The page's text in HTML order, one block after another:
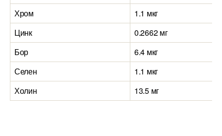
Хром
1.1 мкг
Цинк
0.2662 мг
Бор
6.4 мкг
Селен
1.1 мкг
Холин
13.5 мг